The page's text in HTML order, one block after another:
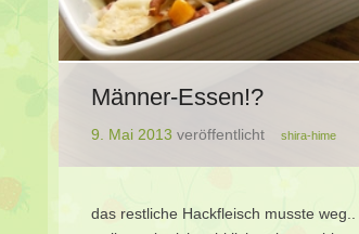
Männer-Essen!?
9. Mai 2013 veröffentlicht shira-hime
das restliche Hackfleisch musste